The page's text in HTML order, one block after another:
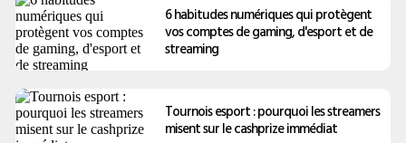
6 habitudes numériques qui protègent
vos comptes de gaming, d'esport et de
streaming
Tournois esport : pourquoi les streamers
misent sur le cashprize immédiat